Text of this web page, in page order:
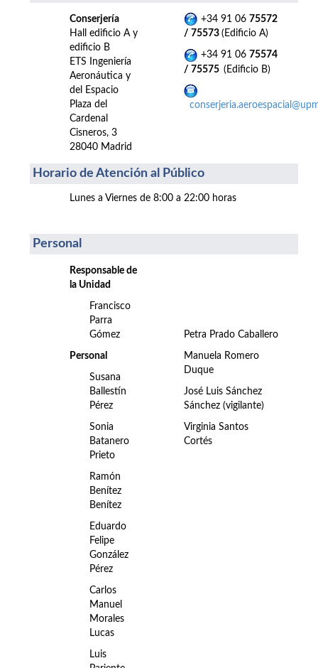
Conserjería
Hall edificio A y
edificio B
ETS Ingeniería
Aeronáutica y
del Espacio
Plaza del
Cardenal
Cisneros, 3
28040 Madrid
+34 91 06 75572
/ 75573 (Edificio A)
+34 91 06 75574
/ 75575 (Edificio B)
Horario de Atención al Público
Lunes a Viernes de 8:00 a 22:00 horas
Personal
Responsable de
la Unidad
Francisco
Parra
Gómez
Personal
Susana
Ballestín
Pérez
Sonia
Batanero
Prieto
Ramón
Benítez
Benítez
Eduardo
Felipe
González
Pérez
Carlos
Manuel
Morales
Lucas
Luis
Petra Prado Caballero
Manuela Romero
Duque
José Luis Sánchez
Sánchez (vigilante)
Virginia Santos
Cortés